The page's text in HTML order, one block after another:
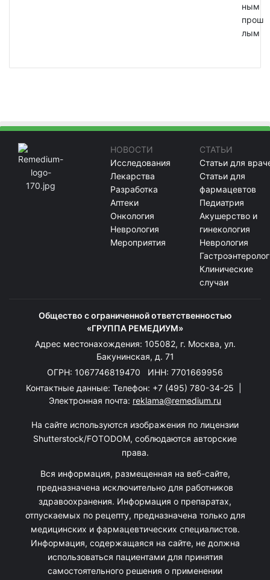
ным
прош
лым
НОВОСТИ
Исследования
Лекарства
Разработка
Аптеки
Онкология
Неврология
Мероприятия
СТАТЬИ
Статьи для
Статьи для
фармацевтов
Педиатрия
Акушерство и
гинекология
Неврология
Клинические
случаи
Общество с ограниченной ответственностью
«ГРУППА РЕМЕДИУМ»
Адрес местонахождения: 105082, г. Москва, ул.
Бакунинская, д. 71
ОГРН: 1067746819470 ИНН: 7701669956
Контактные данные: Телефон: +7 (495) 780-34-25
Электронная почта: reklama@remedium.ru
На сайте используются изображения по лицензии
Shutterstock/FOTODOM, соблюдаются авторские
права.
Вся информация, размещенная на веб-сайте,
предназначена исключительно для работников
здравоохранения. Информация о препаратах,
отпускаемых по рецепту, предназначена только для
медицинских и фармацевтических специалистов.
Информация, содержащаяся на сайте, не должна
использоваться пациентами для принятия
самостоятельного решения о применении